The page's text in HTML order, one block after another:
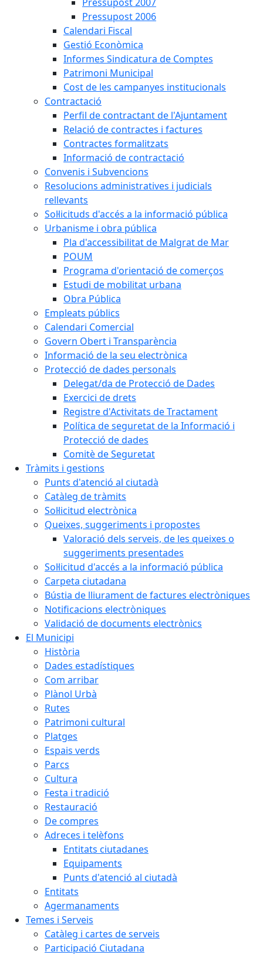
Pressupost 2006
Calendari Fiscal
Gestió Econòmica
Informes Sindicatura de Comptes
Patrimoni Municipal
Cost de les campanyes institucionals
Contractació
Perfil de contractant de l'Ajuntament
Relació de contractes i factures
Contractes formalitzats
Informació de contractació
Convenis i Subvencions
Resolucions administratives i judicials
rellevants
Sol·licituds d'accés a la informació pública
Urbanisme i obra pública
Pla d'accessibilitat de Malgrat de Mar
POUM
Programa d'orientació de comerços
Estudi de mobilitat urbana
Obra Pública
Empleats públics
Calendari Comercial
Govern Obert i Transparència
Informació de la seu electrònica
Protecció de dades personals
Delegat/da de Protecció de Dades
Exercici de drets
Registre d'Activitats de Tractament
Política de seguretat de la Informació i
Protecció de dades
Comitè de Seguretat
Tràmits i gestions
Punts d'atenció al ciutadà
Catàleg de tràmits
Sol·licitud electrònica
Queixes, suggeriments i propostes
Valoració dels serveis, de les queixes o
suggeriments presentades
Sol·licitud d'accés a la informació pública
Carpeta ciutadana
Bústia de lliurament de factures electròniques
Notificacions electròniques
Validació de documents electrònics
El Municipi
Història
Dades estadístiques
Com arribar
Plànol Urbà
Rutes
Patrimoni cultural
Platges
Espais verds
Parcs
Cultura
Festa i tradició
Restauració
De compres
Adreces i telèfons
Entitats ciutadanes
Equipaments
Punts d'atenció al ciutadà
Entitats
Agermanaments
Temes i Serveis
Catàleg i cartes de serveis
Participació Ciutadana